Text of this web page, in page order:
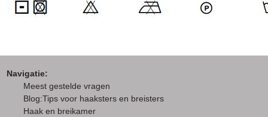
Navigatie:
Meest gestelde vragen
Blog:Tips voor haaksters en breisters
Haak en breikamer